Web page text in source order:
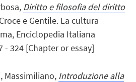
Diritto e filosofia del diritto
e Gentile. La cultura
Enciclopedia Italiana
- 324 [Chapter or essay]
Massimiliano, Introduzione alla